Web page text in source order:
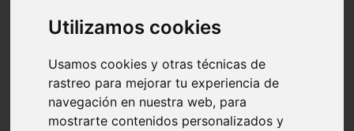
Utilizamos cookies
Usamos cookies y otras técnicas de
rastreo para mejorar tu experiencia de
navegación en nuestra web, para
mostrarte contenidos personalizados y
defendible